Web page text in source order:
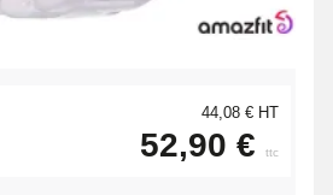
44,08 € HT
52,90 € ttc